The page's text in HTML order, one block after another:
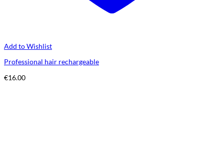
Add to Wishlist
Professional hair rechargeable
€16.00